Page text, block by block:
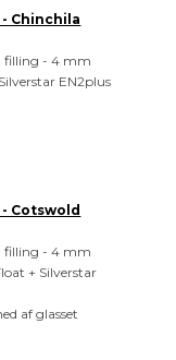
Chinchila
filling - 4 mm
EN2plus
Cotswold
filling - 4 mm
+ Silverstar
af glasset